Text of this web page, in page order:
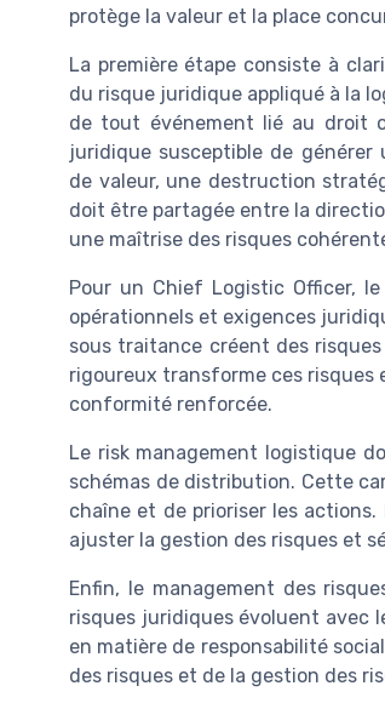
protège la valeur et la place
La première étape consiste à
du risque juridique appliqué à la
de tout événement lié au droit
juridique susceptible de générer
de valeur, une destruction
doit être partagée entre la
une maîtrise des risques
Pour un Chief Logistic Officer,
opérationnels et exigences
sous traitance créent des
rigoureux transforme ces risques
conformité renforcée.
Le risk management logistique
schémas de distribution. Cette
chaîne et de prioriser les
ajuster la gestion des risques et
Enfin, le management des
risques juridiques évoluent avec
en matière de responsabilité
des risques et de la gestion des